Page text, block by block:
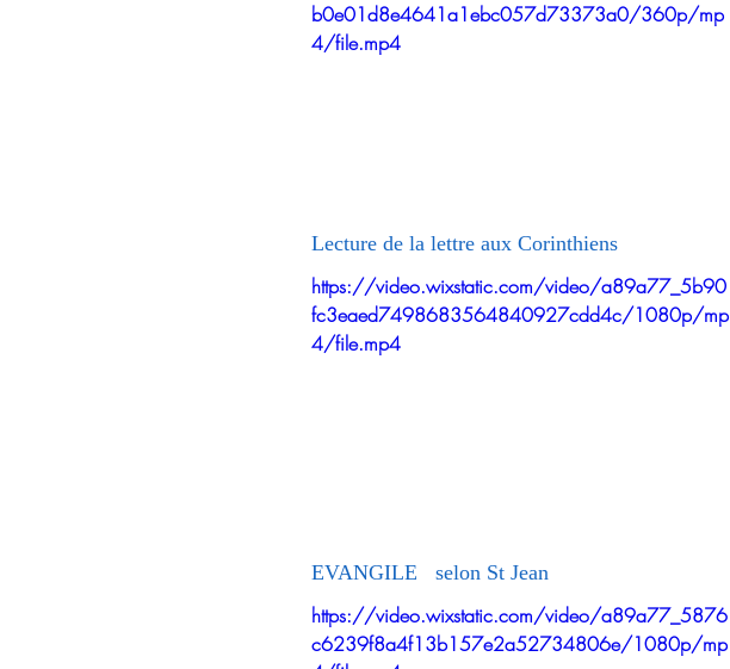
b0e01d8e4641a1ebc057d73373a0/360p/mp
4/file.mp4
Lecture de la lettre aux Corinthiens
https://video.wixstatic.com/video/a89a77_5b90
fc3eaed7498683564840927cdd4c/1080p/mp
4/file.mp4
EVANGILE   selon St Jean
https://video.wixstatic.com/video/a89a77_5876
c6239f8a4f13b157e2a52734806e/1080p/mp